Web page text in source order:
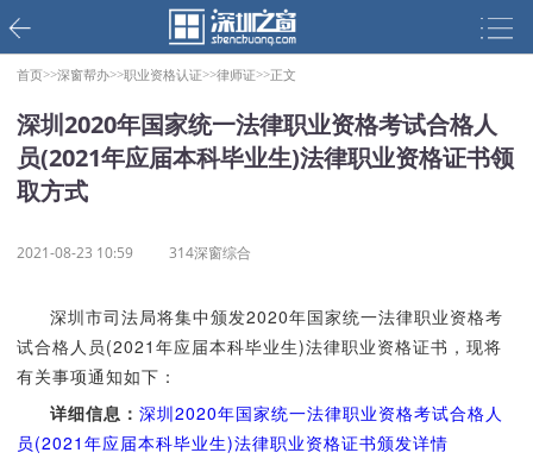
首页>>深窗帮办>>职业资格认证>>律师证>>正文
深圳2020年国家统一法律职业资格考试合格人
员(2021年应届本科毕业生)法律职业资格证书领
取方式
2021-08-23 10:59 314深窗综合
深圳市司法局将集中颁发2020年国家统一法律职业资格考
试合格人员(2021年应届本科毕业生)法律职业资格证书，现将
有关事项通知如下：
详细信息： 深圳2020年国家统一法律职业资格考试合格人
员(2021年应届本科毕业生)法律职业资格证书颁发详情